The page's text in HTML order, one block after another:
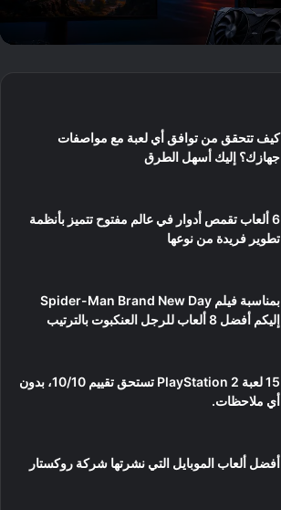
كيف تتحقق من توافق أي لعبة مع مواصفات
جهازك؟ إليك أسهل الطرق
6 ألعاب تقمص أدوار في عالم مفتوح تتميز بأنظمة
تطوير فريدة من نوعها
بمناسبة فيلم Spider-Man Brand New Day
إليكم أفضل 8 ألعاب للرجل العنكبوت بالترتيب
15 لعبة PlayStation 2 تستحق تقييم 10/10، بدون
أي ملاحظات.
أفضل ألعاب الموبايل التي نشرتها شركة روكستار